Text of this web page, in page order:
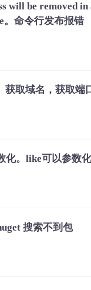
will be removed
。命令行发布报错
获取域名，获取端
化。like可以参数
搜索不到包